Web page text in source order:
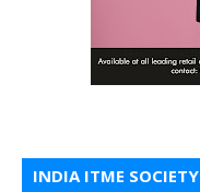
INDIA ITME SOCIETY